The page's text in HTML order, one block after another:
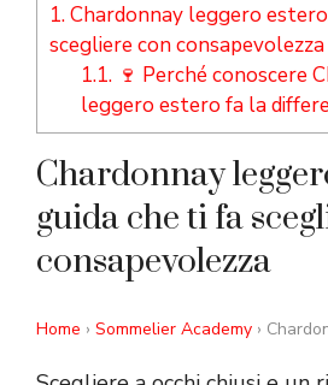
1.Chardonnay leggero
scegliere con consapevolezza
1.1.🍷 Perché conoscere
leggero estero fa la
Chardonnay
guida che ti fa
consapevolezza
Home › Sommelier Academy ›